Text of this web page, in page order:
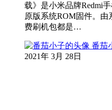
载》是小米品牌Redmi
原版系统ROM固件。
费刷机包都是…
番茄
2021年 3月 28日